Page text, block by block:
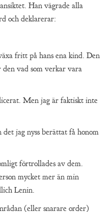
Han vägrade alla
och deklarerar:
fritt på hans ena kind. Den
vad som verkar vara
Men jag är faktiskt inte
jag nyss berättat få honom
förtrollades av dem.
mycket mer än min
Lenin.
(eller snarare order)